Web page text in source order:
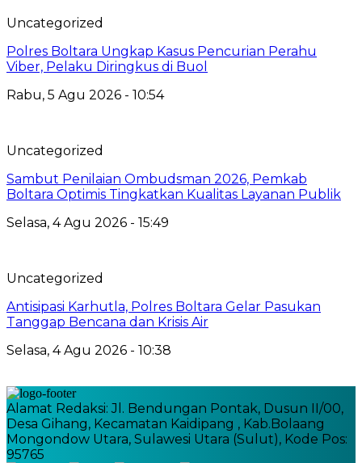
Uncategorized
Polres Boltara Ungkap Kasus Pencurian Perahu
Viber, Pelaku Diringkus di Buol
Rabu, 5 Agu 2026 - 10:54
Uncategorized
Sambut Penilaian Ombudsman 2026, Pemkab
Boltara Optimis Tingkatkan Kualitas Layanan Publik
Selasa, 4 Agu 2026 - 15:49
Uncategorized
Antisipasi Karhutla, Polres Boltara Gelar Pasukan
Tanggap Bencana dan Krisis Air
Selasa, 4 Agu 2026 - 10:38
Alamat Redaksi: Jl. Bendungan Pontak, Dusun II/00,
Desa Gihang, Kecamatan Kaidipang , Kab.Bolaang
Mongondow Utara, Sulawesi Utara (Sulut), Kode Pos:
95765